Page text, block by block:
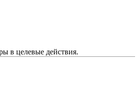
в целевые действия.